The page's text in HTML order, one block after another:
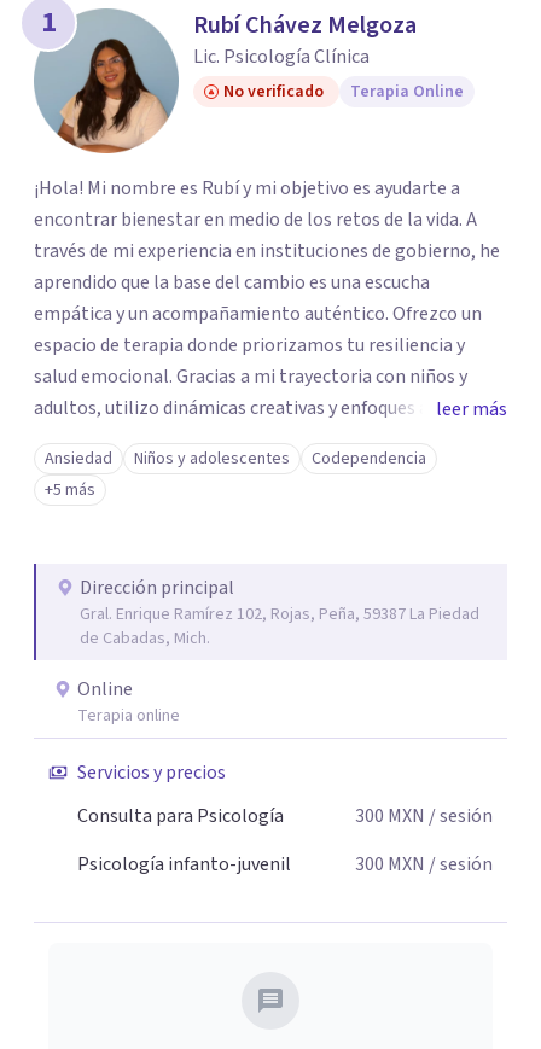
1 Rubí Chávez Melgoza
Lic. Psicología Clínica
No verificado Terapia Online
¡Hola! Mi nombre es Rubí y mi objetivo es ayudarte a
encontrar bienestar en medio de los retos de la vida. A
través de mi experiencia en instituciones de gobierno, he
aprendido que la base del cambio es una escucha
empática y un acompañamiento auténtico. ​Ofrezco un
espacio de terapia donde priorizamos tu resiliencia y
salud emocional. Gracias a mi trayectoria con niños y
adultos, utilizo dinámicas creativas y enfoques adaptados
a tus necesidades específicas. Estoy aquí para escucharte
y brindarte las herramientas necesarias para fortalecer
tu paz mental.
leer más
Ansiedad Niños y adolescentes
Codependencia
+5 más
Dirección principal
Gral. Enrique Ramírez 102, Rojas, Peña, 59387 La Piedad
de Cabadas, Mich.
Online
Terapia online
Servicios y precios
Consulta para Psicología
300 MXN / sesión
Psicología infanto-juvenil
300 MXN / sesión